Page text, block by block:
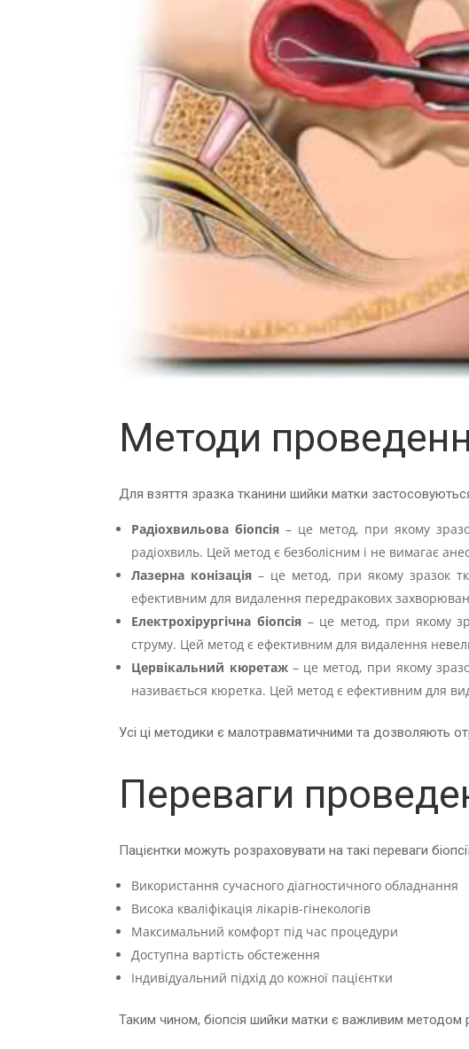
Методи
Для взяття зразка тканини шийки матки
Радіохвильова біопсія – це метод, при якому
радіохвиль. Цей метод є безболісним і не вимагає
Лазерна конізація – це метод, при якому зразок
ефективним для видалення передракових
Електрохірургічна біопсія– це метод, при якому
струму. Цей метод є ефективним для видалення
Цервікальний кюретаж– це метод, при якому
називається кюретка. Цей метод є ефективним для
Усі ці методики є малотравматичними та дозволяють
Переваги
Пацієнтки можуть розраховувати на такі переваги
Використання сучасного діагностичного обладнання
Висока кваліфікація лікарів-гінекологів
Максимальний комфорт під час процедури
Доступна вартість обстеження
Індивідуальний підхід до кожної пацієнтки
Таким чином, біопсія шийки матки є важливим методом